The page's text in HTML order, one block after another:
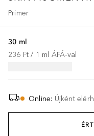
Primer
30 ml
236 Ft / 1 ml ÁFÁ-val
Online: Újként